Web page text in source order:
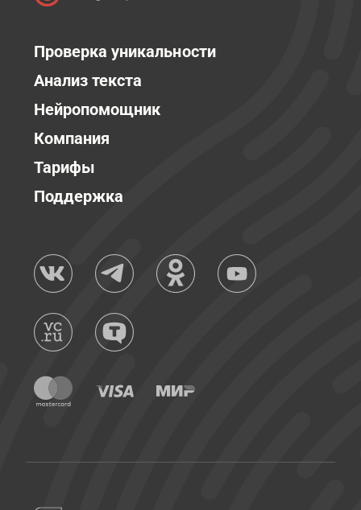
Проверка уникальности
Анализ текста
Нейропомощник
Компания
Тарифы
Поддержка